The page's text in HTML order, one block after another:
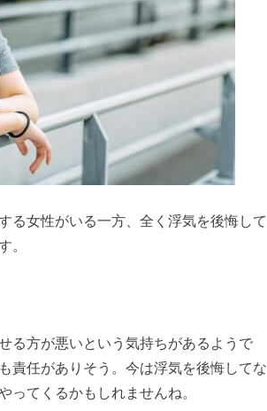
る女性がいる一方、全く浮気を後悔して
。
る方が悪いという気持ちがあるようで
責任がありそう。今は浮気を後悔してな
ってくるかもしれませんね。